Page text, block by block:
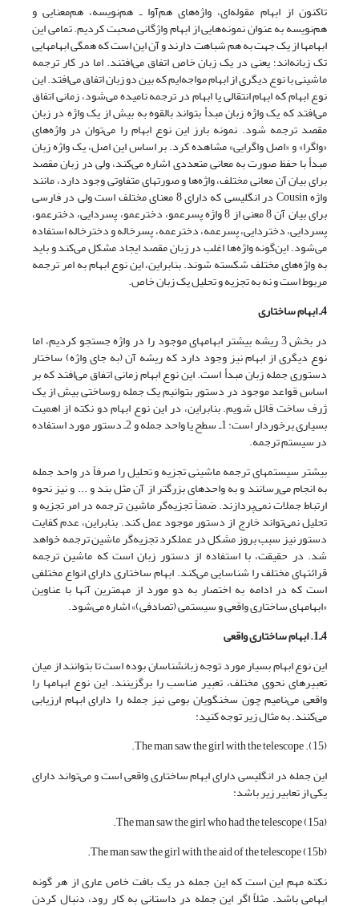
تاکنون از ابهام مقوله‌ای، واژه‌های هم‌آوا ـ هم‌نویسه، هم‌معنایی و
هم‌نویسه به عنوان نمونه‌هایی از ابهام واژگانی صحبت کردیم. تمامی این
ابهامها از یک جهت به هم شباهت دارند و آن این است که همگی ابهامهایی
تک زبانه‌اند؛ یعنی در یک زبان خاص اتفاق می‌افتند. اما در کار ترجمه
ماشینی با نوع دیگری از ابهام مواجه‌ایم که بین دو زبان اتفاق می‌افتد. این
نوع ابهام که ابهام انتقالی یا ابهام در ترجمه نامیده می‌شود، زمانی اتفاق
می‌افتد که یک واژه زبان مبدأ بتواند بالقوه به بیش از یک واژه در زبان
مقصد ترجمه شود. نمونه بارز این نوع ابهام را می‌توان در واژه‌های
«واگرا» و «اصل واگرایی» مشاهده کرد. بر اساس این اصل، یک واژه زبان
مبدأ با حفظ صورت به معانی متعددی اشاره می‌کند، ولی در زبان مقصد
برای بیان آن معانی مختلف، واژه‌ها و صورتهای متفاوتی وجود دارد، مانند
واژه Cousin در انگلیسی که دارای 8 معنای مختلف است ولی در فارسی
برای بیان آن 8 معنی از 8 واژه پسرعمو، دخترعمو، پسردایی، دخترعمو،
پسردایی، دختردایی، پسرعمه، دخترعمه، پسرخاله و دخترخاله استفاده
می‌شود. این‌گونه واژه‌ها اغلب در زبان مقصد ایجاد مشکل می‌کند و باید
به واژه‌های مختلف شکسته شوند. بنابراین، این نوع ابهام به امر ترجمه
مربوط است و نه به تجزیه و تحلیل یک زبان خاص.
4ـ ابهام ساختاری
در بخش 3 ریشه بیشتر ابهامهای موجود را در واژه جستجو کردیم، اما
نوع دیگری از ابهام نیز وجود دارد که ریشه آن (به جای واژه) ساختار
دستوری جمله زبان مبدأ است. این نوع ابهام زمانی اتفاق می‌افتد که بر
اساس قواعد موجود در دستور بتوانیم یک جمله روساختی بیش از یک
ژرف ساخت قائل شویم. بنابراین، در این نوع ابهام دو نکته از اهمیت
بسیاری برخوردار است: 1ـ سطح یا واحد جمله و 2ـ دستور مورد استفاده
در سیستم ترجمه.
بیشتر سیستمهای ترجمه ماشینی تجزیه و تحلیل را صرفاً در واحد جمله
به انجام می‌رسانند و به واحدهای بزرگتر از آن مثل بند و ... و نیز نحوه
ارتباط جملات نمی‌پردازند. ضمناً تجزیه‌گر ماشین ترجمه در امر تجزیه و
تحلیل نمی‌تواند خارج از دستور موجود عمل کند. بنابراین، عدم کفایت
دستور نیز سبب بروز مشکل در عملکرد تجزیه‌‌گر ماشین ترجمه خواهد
شد. در حقیقت، با استفاده از دستور زبان است که ماشین ترجمه
قرائتهای مختلف را شناسایی می‌کند. ابهام ساختاری دارای انواع مختلفی
است که در ادامه به اختصار به دو مورد از مهمترین آنها با عناوین
«ابهامهای ساختاری واقعی و سیستمی (تصادفی)» اشاره می‌شود.
4ـ1. ابهام ساختاری واقعی
این نوع ابهام بسیار مورد توجه زبانشناسان بوده است تا بتوانند از میان
تعبیرهای نحوی مختلف، تعبیر مناسب را برگزینند. این نوع ابهامها را
واقعی می‌نامیم چون سخنگویان بومی نیز جمله را دارای ابهام ارزیابی
می‌کنند. به مثال زیر توجه کنید:
(15). The man saw the girl with the telescope.
این جمله در انگلیسی دارای ابهام ساختاری واقعی است و می‌تواند دارای
یکی از تعابیر زیر باشد:
(15a) The man saw the girl who had the telescope.
(15b) The man saw the girl with the aid of the telescope.
نکته مهم این است که این جمله در یک بافت خاص عاری از هر گونه
ابهامی باشد. مثلاً اگر این جمله در داستانی به کار رود، دنبال کردن